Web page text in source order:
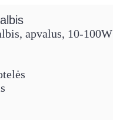
apvalus, 10-100W